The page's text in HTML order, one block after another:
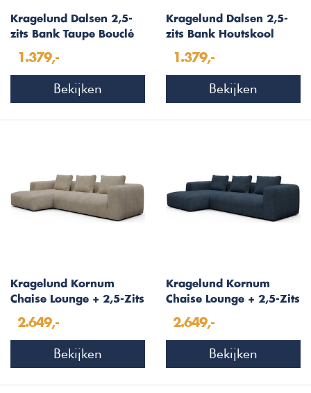
Kragelund Dalsen 2,5-
zits Bank Taupe Bouclé
1.379,-
Bekijken
Kragelund Dalsen 2,5-
zits Bank Houtskool
1.379,-
Bekijken
Kragelund Kornum
Chaise Lounge + 2,5-Zits
2.649,-
Bekijken
Kragelund Kornum
Chaise Lounge + 2,5-Zits
2.649,-
Bekijken